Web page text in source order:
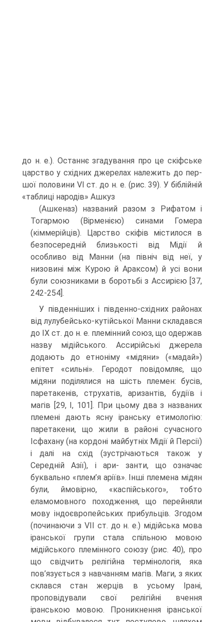
до н. е.). Останнє згадування про це скіфське
царство у східних джерелах належить до пер­
шої половини VI ст. до н. е. (рис. 39). У біблійній
«таблиці народів» Ашкуз
(Ашкеназ) названий разом з Рифатом і
Тогармою (Вірменією) синами Гомера
(кіммерійців). Царство скіфів місти­лося в
безпосередній близькості від Мідії й
особливо від Манни (на північ від неї, у
низовині між Курою й Араксом) й усі вони
були союзниками в боротьбі з Ассирією [37,
242-254].
У південніших і південно-східних районах
від лулубейсько-кутійської Манни складався
до IX ст. до н. е. племінний союз, що одержав
назву мідійського. Ассирій­ські джерела
додають до етноніму «мідяни» («мадай»)
епітет «сильні». Геродот повідомляє, що
мідяни поділялися на шість племен: бусів,
паретакенів, струхатів, аризантів, будіїв і
магів [29, I, 101]. При цьому два з названих
племені дають ясну іранську етимологію:
паретакени, що жили в районі сучасного
Ісфахану (на кордоні майбутніх Мідії й Персії)
і далі на схід (зустрічаються також у
Середній Азії), і ари- занти, що означає
буквально «плем’я аріїв». Інші племена мідян
були, ймовірно, «ка­спійського», тобто
еламомовного походження, що перейняли
мову індоєвропейсь­ких прибульців. Згодом
(починаючи з VII ст. до н. е.) мідійська мова
іранської групи стала спільною мовою
мідійського племінного союзу (рис. 40), про
що свідчить релігійна термінологія, яка
пов’язується з навчанням магів. Маги, з яких
склався стан жерців в усьому Ірані,
проповідували свої релігійні вчення
іранською мовою. Проникнення іранської